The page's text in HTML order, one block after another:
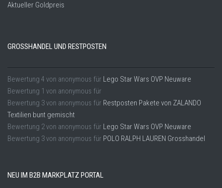
Aktueller Goldpreis
GROSSHANDEL UND RESTPOSTEN
Bewertung 4 von anonymous für Lego Star Wars OVP Neuware
Bewertung 1 von anonymous für
Bewertung 3von anonymous für Restposten Pakete von ZALANDO
Textilien bunt gemischt
Bewertung 2von anonymous für Lego Star Wars OVP Neuware
Bewertung 3von anonymous für POLO RALPH LAUREN Grosshandel
NEU IM B2B MARKPLATZ PORTAL